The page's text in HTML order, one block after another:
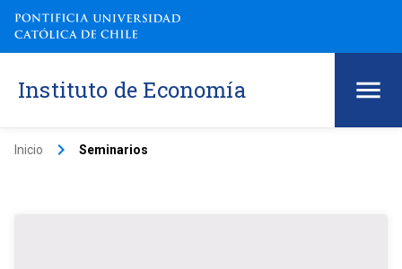
Instituto de Economía
Inicio keyboard_arrow_right Seminarios